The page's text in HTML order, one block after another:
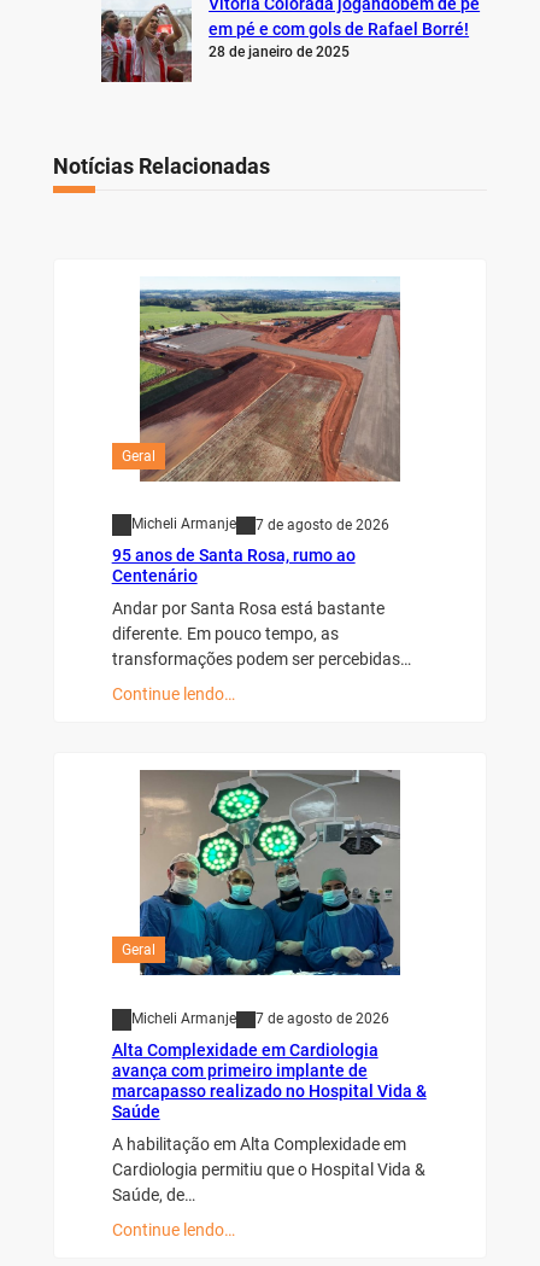
Vitória Colorada jogandobem de pé
em pé e com gols de Rafael Borré!
28 de janeiro de 2025
Notícias Relacionadas
Geral
Micheli Armanje 7 de agosto de 2026
95 anos de Santa Rosa, rumo ao
Centenário
Andar por Santa Rosa está bastante
diferente. Em pouco tempo, as
transformações podem ser percebidas…
Continue lendo…
Geral
Micheli Armanje 7 de agosto de 2026
Alta Complexidade em Cardiologia
avança com primeiro implante de
marcapasso realizado no Hospital Vida &
Saúde
A habilitação em Alta Complexidade em
Cardiologia permitiu que o Hospital Vida &
Saúde, de…
Continue lendo…